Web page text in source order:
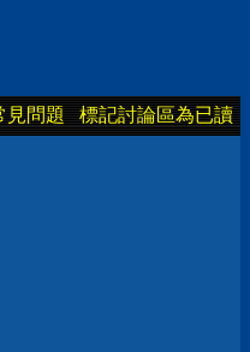
見問題 標記討論區為已讀